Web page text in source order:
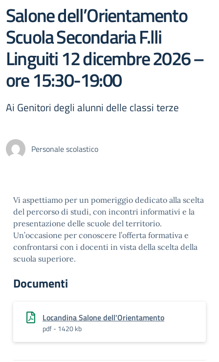
Salone dell’Orientamento
Scuola Secondaria F.lli
Linguiti 12 dicembre 2026 –
ore 15:30-19:00
Ai Genitori degli alunni delle classi terze
Personale scolastico
Vi aspettiamo per un pomeriggio dedicato alla scelta
del percorso di studi, con incontri informativi e la
presentazione delle scuole del territorio.
Un’occasione per conoscere l’offerta formativa e
confrontarsi con i docenti in vista della scelta della
scuola superiore.
Documenti
Locandina Salone dell'Orientamento
pdf - 1420 kb